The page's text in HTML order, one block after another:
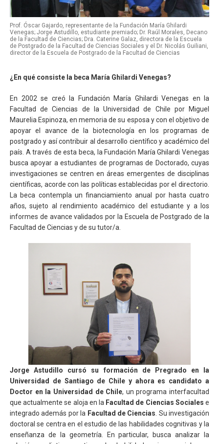
Prof. Óscar Gajardo, representante de la Fundación María Ghilardi
Venegas; Jorge Astudillo, estudiante premiado; Dr. Raúl Morales, Decano
de la Facultad de Ciencias; Dra. Caterine Galaz, directora de la Escuela
de Postgrado de la Facultad de Ciencias Sociales y el Dr. Nicolás Guiliani,
director de la Escuela de Postgrado de la Facultad de Ciencias
¿En qué consiste la beca María Ghilardi Venegas?
En 2002 se creó la Fundación María Ghilardi Venegas en la
Facultad de Ciencias de la Universidad de Chile por Miguel
Maurelia Espinoza, en memoria de su esposa y con el objetivo de
apoyar el avance de la biotecnología en los programas de
postgrado y así contribuir al desarrollo científico y académico del
país. A través de esta beca, la Fundación María Ghilardi Venegas
busca apoyar a estudiantes de programas de Doctorado, cuyas
investigaciones se centren en áreas emergentes de disciplinas
científicas, acorde con las políticas establecidas por el directorio.
La beca contempla un financiamiento anual por hasta cuatro
años, sujeto al rendimiento académico del estudiante y a los
informes de avance validados por la Escuela de Postgrado de la
Facultad de Ciencias y de su tutor/a.
Jorge Astudillo cursó su formación de Pregrado en la
Universidad de Santiago de Chile y ahora es candidato a
Doctor en la Universidad de Chile, un programa interfacultad
que actualmente se aloja en la Facultad de Ciencias Sociales e
integrado además por la Facultad de Ciencias . Su investigación
doctoral se centra en el estudio de las habilidades cognitivas y la
enseñanza de la geometría. En particular, busca analizar la